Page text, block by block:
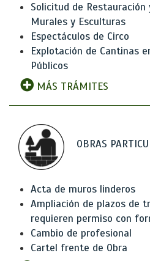
Solicitud de Restauración
Murales y Esculturas
Espectáculos de Circo
Explotación de Cantinas
Públicos
MÁS TRÁMITES
OBRAS
Acta de muros linderos
Ampliación de plazos de
requieren permiso con
Cambio de profesional
Cartel frente de Obra